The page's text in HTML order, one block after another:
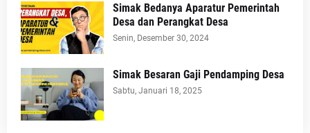
Simak Bedanya Aparatur Pemerintah
Desa dan Perangkat Desa
Senin, Desember 30, 2024
Simak Besaran Gaji Pendamping Desa
Sabtu, Januari 18, 2025